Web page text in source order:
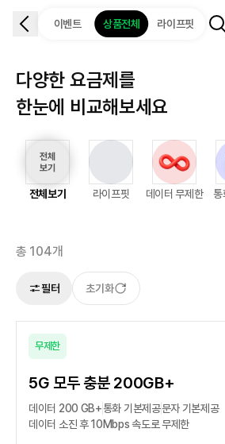
이벤트 상품전체 라이프핏
다양한 요금제를
한눈에 비교해보세요
전체보기 라이프핏 데이터 무제한 통
총 104개
필터 초기화
무제한
5G 모두 충분 200GB+
데이터 200 GB+통화 기본제공문자 기본제공
데이터 소진 후10Mbps속도로 무제한